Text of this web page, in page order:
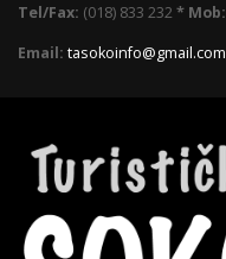
Tel/Fax: (018) 833 232 * Mob:
Email: tasokoinfo@gmail.com